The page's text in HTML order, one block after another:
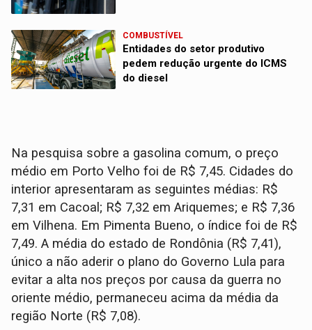
COMBUSTÍVEL
Entidades do setor produtivo
pedem redução urgente do ICMS
do diesel
Na pesquisa sobre a gasolina comum, o preço
médio em Porto Velho foi de R$ 7,45. Cidades do
interior apresentaram as seguintes médias: R$
7,31 em Cacoal; R$ 7,32 em Ariquemes; e R$ 7,36
em Vilhena. Em Pimenta Bueno, o índice foi de R$
7,49. A média do estado de Rondônia (R$ 7,41),
único a não aderir o plano do Governo Lula para
evitar a alta nos preços por causa da guerra no
oriente médio, permaneceu acima da média da
região Norte (R$ 7,08).